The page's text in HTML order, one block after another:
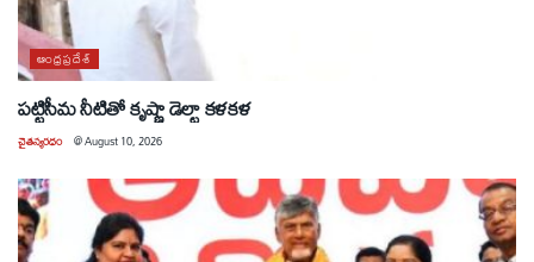
ఆంధ్రప్రదేశ్
పట్టిసీమ నీటితో కృష్ణా డెల్టా కళకళ
చైతన్యరధం @August 10, 2026